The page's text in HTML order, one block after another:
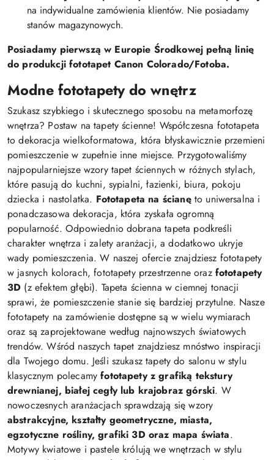
na indywidualne zamówienia klientów. Nie posiadamy
stanów magazynowych.
Posiadamy pierwszą w Europie Środkowej pełną linię
do produkcji fototapet Canon Colorado/Fotoba.
Modne fototapety do wnętrz
Szukasz szybkiego i skutecznego sposobu na metamorfozę
wnętrza? Postaw na tapety ścienne! Współczesna fototapeta
to dekoracja wielkoformatowa, która błyskawicznie przemieni
pomieszczenie w zupełnie inne miejsce. Przygotowaliśmy
najpopularniejsze wzory tapet ściennych w różnych stylach,
które pasują do kuchni, sypialni, łazienki, biura, pokoju
dziecka i nastolatka. Fototapeta na ścianęto uniwersalna i
ponadczasowa dekoracja, która zyskała ogromną
popularność. Odpowiednio dobrana tapeta podkreśli
charakter wnętrza i zalety aranżacji, a dodatkowo ukryje
wady pomieszczenia. W naszej ofercie znajdziesz fototapety
w jasnych kolorach, fototapety przestrzenne oraz fototapety
3D (z efektem głębi). Tapeta ścienna w ciemnej tonacji
sprawi, że pomieszczenie stanie się bardziej przytulne. Nasze
fototapety na zamówienie dostępne są w wielu wymiarach
oraz są zaprojektowane według najnowszych światowych
trendów. Wśród naszych tapet znajdziesz mnóstwo inspiracji
dla Twojego domu. Jeśli szukasz tapety do salonu w stylu
klasycznym polecamyfototapety z grafiką tekstury
drewnianej, białej cegły lub krajobraz górski. W
nowoczesnych aranżacjach sprawdzają się wzory
abstrakcyjne, kształty geometryczne, miasta,
egzotyczne rośliny, grafiki 3D oraz mapa świata.
Motywy kwiatowe i pastele królują we wnętrzach w stylu